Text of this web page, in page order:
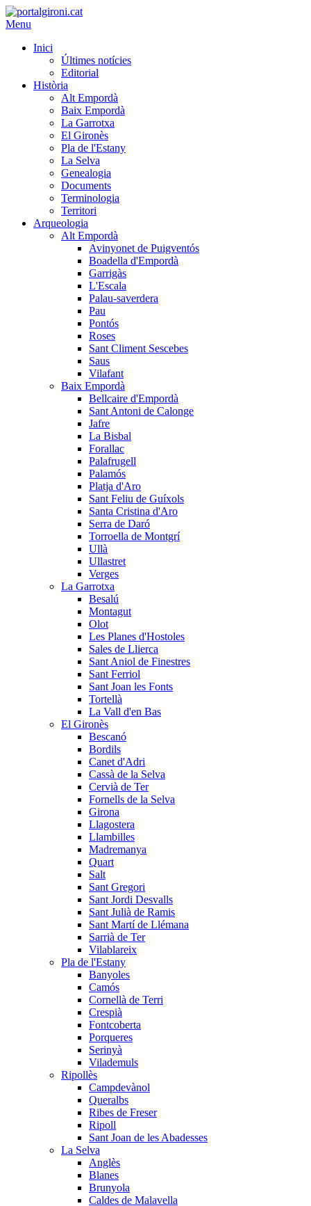
Menu
Inici
Últimes notícies
Editorial
Història
Alt Empordà
Baix Empordà
La Garrotxa
El Gironès
Pla de l'Estany
La Selva
Genealogia
Documents
Terminologia
Territori
Arqueologia
Alt Empordà
Avinyonet de Puigventós
Boadella d'Empordà
Garrigàs
L'Escala
Palau-saverdera
Pau
Pontós
Roses
Sant Climent Sescebes
Saus
Vilafant
Baix Empordà
Bellcaire d'Empordà
Sant Antoni de Calonge
Jafre
La Bisbal
Forallac
Palafrugell
Palamós
Platja d'Aro
Sant Feliu de Guíxols
Santa Cristina d'Aro
Serra de Daró
Torroella de Montgrí
Ullà
Ullastret
Verges
La Garrotxa
Besalú
Montagut
Olot
Les Planes d'Hostoles
Sales de Llierca
Sant Aniol de Finestres
Sant Ferriol
Sant Joan les Fonts
Tortellà
La Vall d'en Bas
El Gironès
Bescanó
Bordils
Canet d'Adri
Cassà de la Selva
Cervià de Ter
Fornells de la Selva
Girona
Llagostera
Llambilles
Madremanya
Quart
Salt
Sant Gregori
Sant Jordi Desvalls
Sant Julià de Ramis
Sant Martí de Llémana
Sarrià de Ter
Vilablareix
Pla de l'Estany
Banyoles
Camós
Cornellà de Terri
Crespià
Fontcoberta
Porqueres
Serinyà
Vilademuls
Ripollès
Campdevànol
Queralbs
Ribes de Freser
Ripoll
Sant Joan de les Abadesses
La Selva
Anglès
Blanes
Brunyola
Caldes de Malavella